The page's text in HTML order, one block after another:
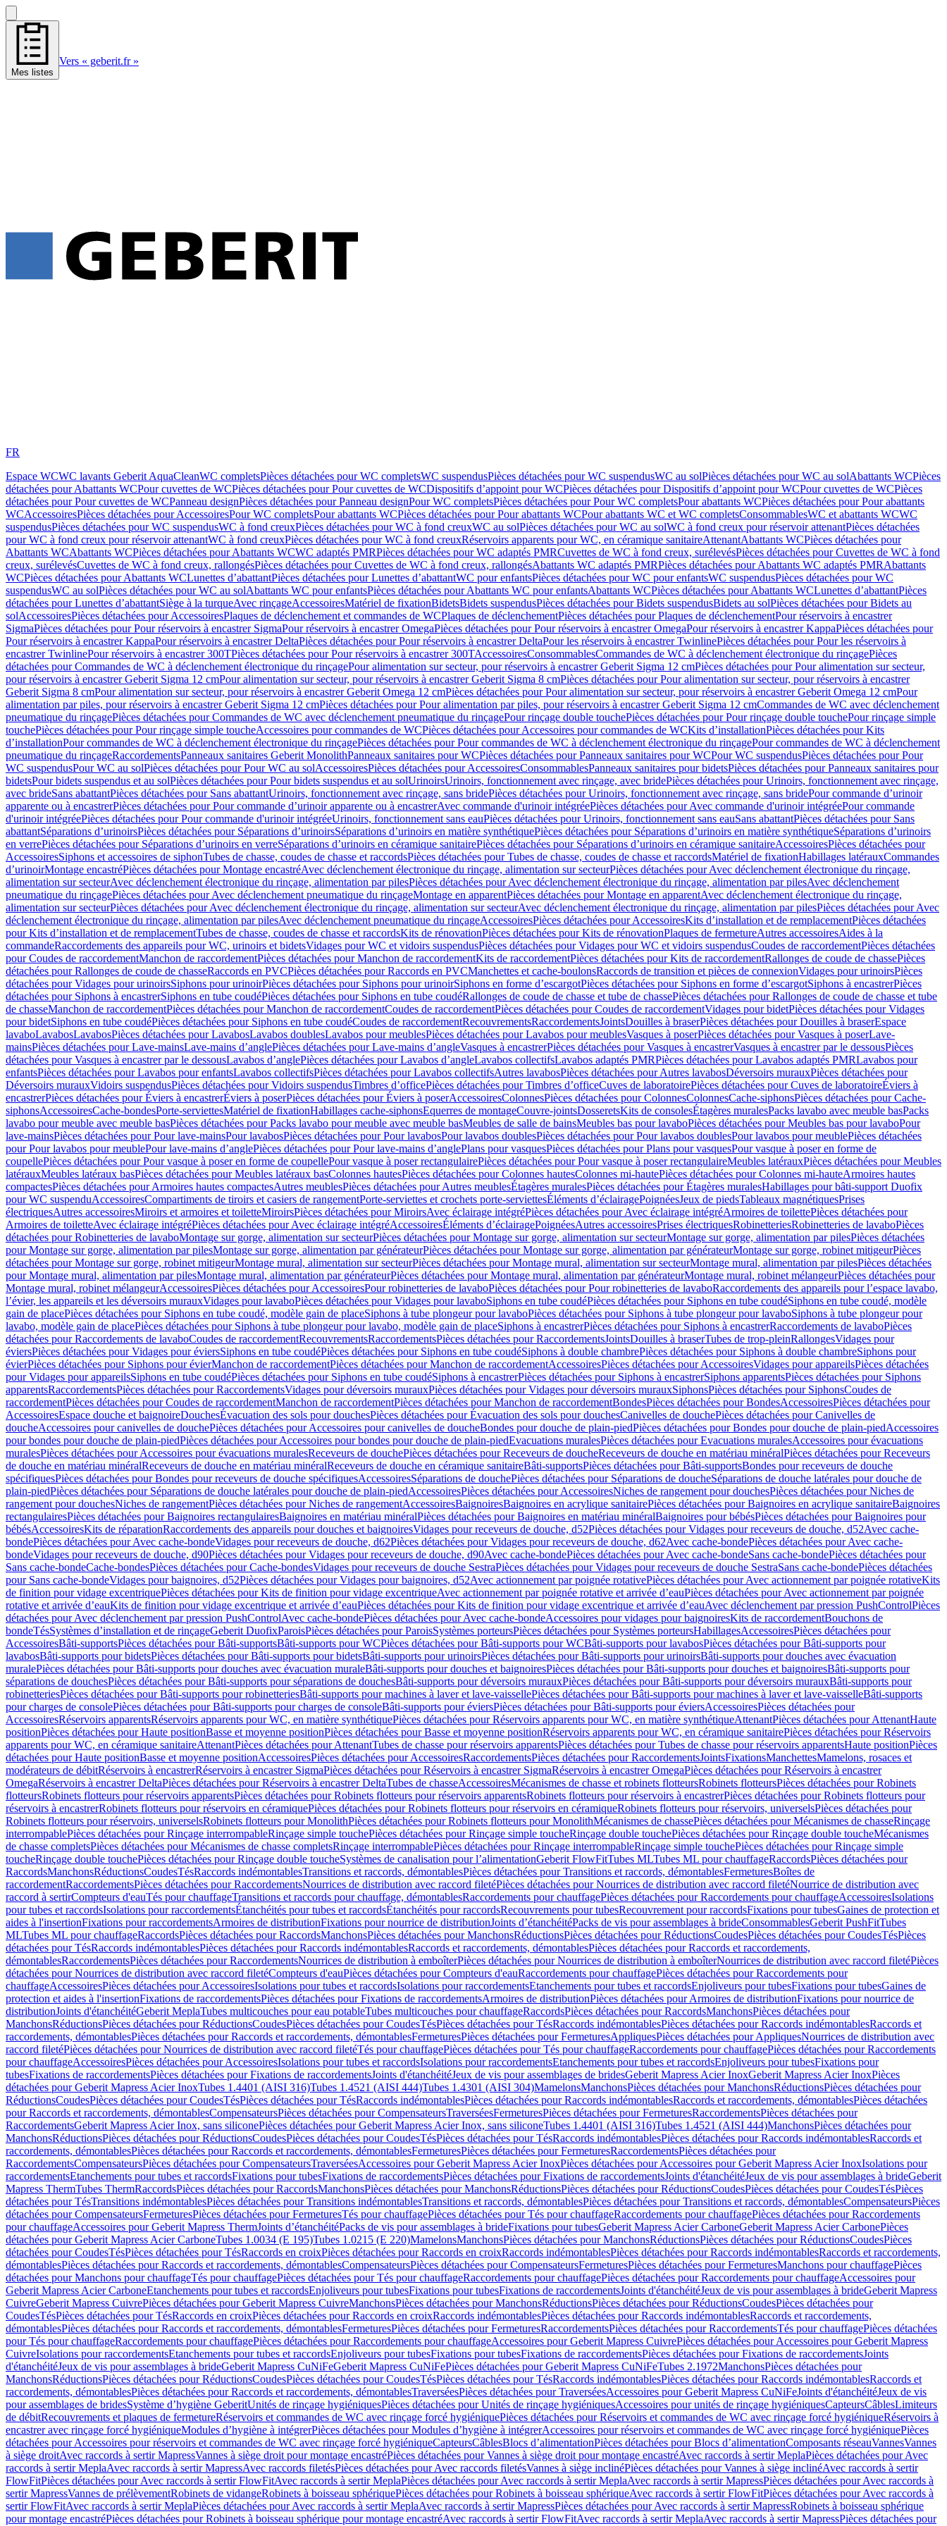
Mes listes
Vers « geberit.fr »
FR
Espace WCWC lavants Geberit AquaCleanWC completsPièces détachées pour WC completsWC suspendusPièces détachées pour WC suspendusWC au solPièces détachées pour WC au solAbattants WCPièces
détachées pour Abattants WCPour cuvettes de WCPièces détachées pour Pour cuvettes de WCDispositifs d’appoint pour WCPièces détachées pour Dispositifs d’appoint pour WCPour cuvettes de WCPièces
détachées pour Pour cuvettes de WCPanneau designPièces détachées pour Panneau designPour WC completsPièces détachées pour Pour WC completsPour abattants WCPièces détachées pour Pour abattants
WCAccessoiresPièces détachées pour AccessoiresPour WC completsPour abattants WCPièces détachées pour Pour abattants WCPour abattants WC et WC completsConsommablesWC et abattants WCWC
suspendusPièces détachées pour WC suspendusWC à fond creuxPièces détachées pour WC à fond creuxWC au solPièces détachées pour WC au solWC à fond creux pour réservoir attenantPièces détachées
pour WC à fond creux pour réservoir attenantWC à fond creuxPièces détachées pour WC à fond creuxRéservoirs apparents pour WC, en céramique sanitaireAttenantAbattants WCPièces détachées pour
Abattants WCAbattants WCPièces détachées pour Abattants WCWC adaptés PMRPièces détachées pour WC adaptés PMRCuvettes de WC à fond creux, surélevésPièces détachées pour Cuvettes de WC à fond
creux, surélevésCuvettes de WC à fond creux, rallongésPièces détachées pour Cuvettes de WC à fond creux, rallongésAbattants WC adaptés PMRPièces détachées pour Abattants WC adaptés PMRAbattants
WCPièces détachées pour Abattants WCLunettes d’abattantPièces détachées pour Lunettes d’abattantWC pour enfantsPièces détachées pour WC pour enfantsWC suspendusPièces détachées pour WC
suspendusWC au solPièces détachées pour WC au solAbattants WC pour enfantsPièces détachées pour Abattants WC pour enfantsAbattants WCPièces détachées pour Abattants WCLunettes d’abattantPièces
détachées pour Lunettes d’abattantSiège à la turqueAvec rinçageAccessoiresMatériel de fixationBidetsBidets suspendusPièces détachées pour Bidets suspendusBidets au solPièces détachées pour Bidets au
solAccessoiresPièces détachées pour AccessoiresPlaques de déclenchement et commandes de WCPlaques de déclenchementPièces détachées pour Plaques de déclenchementPour réservoirs à encastrer
SigmaPièces détachées pour Pour réservoirs à encastrer SigmaPour réservoirs à encastrer OmegaPièces détachées pour Pour réservoirs à encastrer OmegaPour réservoirs à encastrer KappaPièces détachées pour
Pour réservoirs à encastrer KappaPour réservoirs à encastrer DeltaPièces détachées pour Pour réservoirs à encastrer DeltaPour les réservoirs à encastrer TwinlinePièces détachées pour Pour les réservoirs à
encastrer TwinlinePour réservoirs à encastrer 300TPièces détachées pour Pour réservoirs à encastrer 300TAccessoiresConsommablesCommandes de WC à déclenchement électronique du rinçagePièces
détachées pour Commandes de WC à déclenchement électronique du rinçagePour alimentation sur secteur, pour réservoirs à encastrer Geberit Sigma 12 cmPièces détachées pour Pour alimentation sur secteur,
pour réservoirs à encastrer Geberit Sigma 12 cmPour alimentation sur secteur, pour réservoirs à encastrer Geberit Sigma 8 cmPièces détachées pour Pour alimentation sur secteur, pour réservoirs à encastrer
Geberit Sigma 8 cmPour alimentation sur secteur, pour réservoirs à encastrer Geberit Omega 12 cmPièces détachées pour Pour alimentation sur secteur, pour réservoirs à encastrer Geberit Omega 12 cmPour
alimentation par piles, pour réservoirs à encastrer Geberit Sigma 12 cmPièces détachées pour Pour alimentation par piles, pour réservoirs à encastrer Geberit Sigma 12 cmCommandes de WC avec déclenchement
pneumatique du rinçagePièces détachées pour Commandes de WC avec déclenchement pneumatique du rinçagePour rinçage double touchePièces détachées pour Pour rinçage double touchePour rinçage simple
touchePièces détachées pour Pour rinçage simple toucheAccessoires pour commandes de WCPièces détachées pour Accessoires pour commandes de WCKits d’installationPièces détachées pour Kits
d’installationPour commandes de WC à déclenchement électronique du rinçagePièces détachées pour Pour commandes de WC à déclenchement électronique du rinçagePour commandes de WC à déclenchement
pneumatique du rinçageRaccordementsPanneaux sanitaires Geberit MonolithPanneaux sanitaires pour WCPièces détachées pour Panneaux sanitaires pour WCPour WC suspendusPièces détachées pour Pour
WC suspendusPour WC au solPièces détachées pour Pour WC au solAccessoiresPièces détachées pour AccessoiresConsommablesPanneaux sanitaires pour bidetsPièces détachées pour Panneaux sanitaires pour
bidetsPour bidets suspendus et au solPièces détachées pour Pour bidets suspendus et au solUrinoirsUrinoirs, fonctionnement avec rinçage, avec bridePièces détachées pour Urinoirs, fonctionnement avec rinçage,
avec brideSans abattantPièces détachées pour Sans abattantUrinoirs, fonctionnement avec rinçage, sans bridePièces détachées pour Urinoirs, fonctionnement avec rinçage, sans bridePour commande d’urinoir
apparente ou à encastrerPièces détachées pour Pour commande d’urinoir apparente ou à encastrerAvec commande d'urinoir intégréePièces détachées pour Avec commande d'urinoir intégréePour commande
d'urinoir intégréePièces détachées pour Pour commande d'urinoir intégréeUrinoirs, fonctionnement sans eauPièces détachées pour Urinoirs, fonctionnement sans eauSans abattantPièces détachées pour Sans
abattantSéparations d’urinoirsPièces détachées pour Séparations d’urinoirsSéparations d’urinoirs en matière synthétiquePièces détachées pour Séparations d’urinoirs en matière synthétiqueSéparations d’urinoirs
en verrePièces détachées pour Séparations d’urinoirs en verreSéparations d’urinoirs en céramique sanitairePièces détachées pour Séparations d’urinoirs en céramique sanitaireAccessoiresPièces détachées pour
AccessoiresSiphons et accessoires de siphonTubes de chasse, coudes de chasse et raccordsPièces détachées pour Tubes de chasse, coudes de chasse et raccordsMatériel de fixationHabillages latérauxCommandes
dʼurinoirMontage encastréPièces détachées pour Montage encastréAvec déclenchement électronique du rinçage, alimentation sur secteurPièces détachées pour Avec déclenchement électronique du rinçage,
alimentation sur secteurAvec déclenchement électronique du rinçage, alimentation par pilesPièces détachées pour Avec déclenchement électronique du rinçage, alimentation par pilesAvec déclenchement
pneumatique du rinçagePièces détachées pour Avec déclenchement pneumatique du rinçageMontage en apparentPièces détachées pour Montage en apparentAvec déclenchement électronique du rinçage,
alimentation sur secteurPièces détachées pour Avec déclenchement électronique du rinçage, alimentation sur secteurAvec déclenchement électronique du rinçage, alimentation par pilesPièces détachées pour Avec
déclenchement électronique du rinçage, alimentation par pilesAvec déclenchement pneumatique du rinçageAccessoiresPièces détachées pour AccessoiresKits d’installation et de remplacementPièces détachées
pour Kits d’installation et de remplacementTubes de chasse, coudes de chasse et raccordsKits de rénovationPièces détachées pour Kits de rénovationPlaques de fermetureAutres accessoiresAides à la
commandeRaccordements des appareils pour WC, urinoirs et bidetsVidages pour WC et vidoirs suspendusPièces détachées pour Vidages pour WC et vidoirs suspendusCoudes de raccordementPièces détachées
pour Coudes de raccordementManchon de raccordementPièces détachées pour Manchon de raccordementKits de raccordementPièces détachées pour Kits de raccordementRallonges de coude de chassePièces
détachées pour Rallonges de coude de chasseRaccords en PVCPièces détachées pour Raccords en PVCManchettes et cache-boulonsRaccords de transition et pièces de connexionVidages pour urinoirsPièces
détachées pour Vidages pour urinoirsSiphons pour urinoirPièces détachées pour Siphons pour urinoirSiphons en forme d’escargotPièces détachées pour Siphons en forme d’escargotSiphons à encastrerPièces
détachées pour Siphons à encastrerSiphons en tube coudéPièces détachées pour Siphons en tube coudéRallonges de coude de chasse et tube de chassePièces détachées pour Rallonges de coude de chasse et tube
de chasseManchon de raccordementPièces détachées pour Manchon de raccordementCoudes de raccordementPièces détachées pour Coudes de raccordementVidages pour bidetPièces détachées pour Vidages
pour bidetSiphons en tube coudéPièces détachées pour Siphons en tube coudéCoudes de raccordementRecouvrementsRaccordementsJointsDouilles à braserPièces détachées pour Douilles à braserEspace
lavaboLavabosLavabosPièces détachées pour LavabosLavabos doublesLavabos pour meublesPièces détachées pour Lavabos pour meublesVasques à poserPièces détachées pour Vasques à poserLave-
mainsPièces détachées pour Lave-mainsLave-mains d’anglePièces détachées pour Lave-mains d’angleVasques à encastrerPièces détachées pour Vasques à encastrerVasques à encastrer par le dessousPièces
détachées pour Vasques à encastrer par le dessousLavabos d’anglePièces détachées pour Lavabos d’angleLavabos collectifsLavabos adaptés PMRPièces détachées pour Lavabos adaptés PMRLavabos pour
enfantsPièces détachées pour Lavabos pour enfantsLavabos collectifsPièces détachées pour Lavabos collectifsAutres lavabosPièces détachées pour Autres lavabosDéversoirs murauxPièces détachées pour
Déversoirs murauxVidoirs suspendusPièces détachées pour Vidoirs suspendusTimbres dʼofficePièces détachées pour Timbres dʼofficeCuves de laboratoirePièces détachées pour Cuves de laboratoireÉviers à
encastrerPièces détachées pour Éviers à encastrerÉviers à poserPièces détachées pour Éviers à poserAccessoiresColonnesPièces détachées pour ColonnesColonnesCache-siphonsPièces détachées pour Cache-
siphonsAccessoiresCache-bondesPorte-serviettesMatériel de fixationHabillages cache-siphonsEquerres de montageCouvre-jointsDosseretsKits de consolesÉtagères muralesPacks lavabo avec meuble basPacks
lavabo pour meuble avec meuble basPièces détachées pour Packs lavabo pour meuble avec meuble basMeubles de salle de bainsMeubles bas pour lavaboPièces détachées pour Meubles bas pour lavaboPour
lave-mainsPièces détachées pour Pour lave-mainsPour lavabosPièces détachées pour Pour lavabosPour lavabos doublesPièces détachées pour Pour lavabos doublesPour lavabos pour meublePièces détachées
pour Pour lavabos pour meublePour lave-mains d’anglePièces détachées pour Pour lave-mains d’anglePlans pour vasquesPièces détachées pour Plans pour vasquesPour vasque à poser en forme de
coupellePièces détachées pour Pour vasque à poser en forme de coupellePour vasque à poser rectangulairePièces détachées pour Pour vasque à poser rectangulaireMeubles latérauxPièces détachées pour Meubles
latérauxMeubles latéraux basPièces détachées pour Meubles latéraux basColonnes hautesPièces détachées pour Colonnes hautesColonnes mi-hautePièces détachées pour Colonnes mi-hauteArmoires hautes
compactesPièces détachées pour Armoires hautes compactesAutres meublesPièces détachées pour Autres meublesÉtagères muralesPièces détachées pour Étagères muralesHabillages pour bâti-support Duofix
pour WC suspenduAccessoiresCompartiments de tiroirs et casiers de rangementPorte-serviettes et crochets porte-serviettesÉléments d’éclairagePoignéesJeux de piedsTableaux magnétiquesPrises
électriquesAutres accessoiresMiroirs et armoires et toiletteMiroirsPièces détachées pour MiroirsAvec éclairage intégréPièces détachées pour Avec éclairage intégréArmoires de toilettePièces détachées pour
Armoires de toiletteAvec éclairage intégréPièces détachées pour Avec éclairage intégréAccessoiresÉléments d’éclairagePoignéesAutres accessoiresPrises électriquesRobinetteriesRobinetteries de lavaboPièces
détachées pour Robinetteries de lavaboMontage sur gorge, alimentation sur secteurPièces détachées pour Montage sur gorge, alimentation sur secteurMontage sur gorge, alimentation par pilesPièces détachées
pour Montage sur gorge, alimentation par pilesMontage sur gorge, alimentation par générateurPièces détachées pour Montage sur gorge, alimentation par générateurMontage sur gorge, robinet mitigeurPièces
détachées pour Montage sur gorge, robinet mitigeurMontage mural, alimentation sur secteurPièces détachées pour Montage mural, alimentation sur secteurMontage mural, alimentation par pilesPièces détachées
pour Montage mural, alimentation par pilesMontage mural, alimentation par générateurPièces détachées pour Montage mural, alimentation par générateurMontage mural, robinet mélangeurPièces détachées pour
Montage mural, robinet mélangeurAccessoiresPièces détachées pour AccessoiresPour robinetteries de lavaboPièces détachées pour Pour robinetteries de lavaboRaccordements des appareils pour l’espace lavabo,
l’évier, les appareils et les déversoirs murauxVidages pour lavaboPièces détachées pour Vidages pour lavaboSiphons en tube coudéPièces détachées pour Siphons en tube coudéSiphons en tube coudé, modèle
gain de placePièces détachées pour Siphons en tube coudé, modèle gain de placeSiphons à tube plongeur pour lavaboPièces détachées pour Siphons à tube plongeur pour lavaboSiphons à tube plongeur pour
lavabo, modèle gain de placePièces détachées pour Siphons à tube plongeur pour lavabo, modèle gain de placeSiphons à encastrerPièces détachées pour Siphons à encastrerRaccordements de lavaboPièces
détachées pour Raccordements de lavaboCoudes de raccordementRecouvrementsRaccordementsPièces détachées pour RaccordementsJointsDouilles à braserTubes de trop-pleinRallongesVidages pour
éviersPièces détachées pour Vidages pour éviersSiphons en tube coudéPièces détachées pour Siphons en tube coudéSiphons à double chambrePièces détachées pour Siphons à double chambreSiphons pour
évierPièces détachées pour Siphons pour évierManchon de raccordementPièces détachées pour Manchon de raccordementAccessoiresPièces détachées pour AccessoiresVidages pour appareilsPièces détachées
pour Vidages pour appareilsSiphons en tube coudéPièces détachées pour Siphons en tube coudéSiphons à encastrerPièces détachées pour Siphons à encastrerSiphons apparentsPièces détachées pour Siphons
apparentsRaccordementsPièces détachées pour RaccordementsVidages pour déversoirs murauxPièces détachées pour Vidages pour déversoirs murauxSiphonsPièces détachées pour SiphonsCoudes de
raccordementPièces détachées pour Coudes de raccordementManchon de raccordementPièces détachées pour Manchon de raccordementBondesPièces détachées pour BondesAccessoiresPièces détachées pour
AccessoiresEspace douche et baignoireDouchesÉvacuation des sols pour douchesPièces détachées pour Évacuation des sols pour douchesCanivelles de douchePièces détachées pour Canivelles de
doucheAccessoires pour canivelles de douchePièces détachées pour Accessoires pour canivelles de doucheBondes pour douche de plain-piedPièces détachées pour Bondes pour douche de plain-piedAccessoires
pour bondes pour douche de plain-piedPièces détachées pour Accessoires pour bondes pour douche de plain-piedEvacuations muralesPièces détachées pour Evacuations muralesAccessoires pour évacuations
muralesPièces détachées pour Accessoires pour évacuations muralesReceveurs de douchePièces détachées pour Receveurs de doucheReceveurs de douche en matériau minéralPièces détachées pour Receveurs
de douche en matériau minéralReceveurs de douche en matériau minéralReceveurs de douche en céramique sanitaireBâti-supportsPièces détachées pour Bâti-supportsBondes pour receveurs de douche
spécifiquesPièces détachées pour Bondes pour receveurs de douche spécifiquesAccessoiresSéparations de douchePièces détachées pour Séparations de doucheSéparations de douche latérales pour douche de
plain-piedPièces détachées pour Séparations de douche latérales pour douche de plain-piedAccessoiresPièces détachées pour AccessoiresNiches de rangement pour douchesPièces détachées pour Niches de
rangement pour douchesNiches de rangementPièces détachées pour Niches de rangementAccessoiresBaignoiresBaignoires en acrylique sanitairePièces détachées pour Baignoires en acrylique sanitaireBaignoires
rectangulairesPièces détachées pour Baignoires rectangulairesBaignoires en matériau minéralPièces détachées pour Baignoires en matériau minéralBaignoires pour bébésPièces détachées pour Baignoires pour
bébésAccessoiresKits de réparationRaccordements des appareils pour douches et baignoiresVidages pour receveurs de douche, d52Pièces détachées pour Vidages pour receveurs de douche, d52Avec cache-
bondePièces détachées pour Avec cache-bondeVidages pour receveurs de douche, d62Pièces détachées pour Vidages pour receveurs de douche, d62Avec cache-bondePièces détachées pour Avec cache-
bondeVidages pour receveurs de douche, d90Pièces détachées pour Vidages pour receveurs de douche, d90Avec cache-bondePièces détachées pour Avec cache-bondeSans cache-bondePièces détachées pour
Sans cache-bondeCache-bondesPièces détachées pour Cache-bondesVidages pour receveurs de douche SestraPièces détachées pour Vidages pour receveurs de douche SestraSans cache-bondePièces détachées
pour Sans cache-bondeVidages pour baignoires, d52Pièces détachées pour Vidages pour baignoires, d52Avec actionnement par poignée rotativePièces détachées pour Avec actionnement par poignée rotativeKits
de finition pour vidage excentriquePièces détachées pour Kits de finition pour vidage excentriqueAvec actionnement par poignée rotative et arrivée d’eauPièces détachées pour Avec actionnement par poignée
rotative et arrivée d’eauKits de finition pour vidage excentrique et arrivée d’eauPièces détachées pour Kits de finition pour vidage excentrique et arrivée d’eauAvec déclenchement par pression PushControlPièces
détachées pour Avec déclenchement par pression PushControlAvec cache-bondePièces détachées pour Avec cache-bondeAccessoires pour vidages pour baignoiresKits de raccordementBouchons de
bondeTésSystèmes d’installation et de rinçageGeberit DuofixParoisPièces détachées pour ParoisSystèmes porteursPièces détachées pour Systèmes porteursHabillagesAccessoiresPièces détachées pour
AccessoiresBâti-supportsPièces détachées pour Bâti-supportsBâti-supports pour WCPièces détachées pour Bâti-supports pour WCBâti-supports pour lavabosPièces détachées pour Bâti-supports pour
lavabosBâti-supports pour bidetsPièces détachées pour Bâti-supports pour bidetsBâti-supports pour urinoirsPièces détachées pour Bâti-supports pour urinoirsBâti-supports pour douches avec évacuation
muralePièces détachées pour Bâti-supports pour douches avec évacuation muraleBâti-supports pour douches et baignoiresPièces détachées pour Bâti-supports pour douches et baignoiresBâti-supports pour
séparations de douchesPièces détachées pour Bâti-supports pour séparations de douchesBâti-supports pour déversoirs murauxPièces détachées pour Bâti-supports pour déversoirs murauxBâti-supports pour
robinetteriesPièces détachées pour Bâti-supports pour robinetteriesBâti-supports pour machines à laver et lave-vaissellePièces détachées pour Bâti-supports pour machines à laver et lave-vaisselleBâti-supports
pour charges de consolePièces détachées pour Bâti-supports pour charges de consoleBâti-supports pour éviersPièces détachées pour Bâti-supports pour éviersAccessoiresPièces détachées pour
AccessoiresRéservoirs apparentsRéservoirs apparents pour WC, en matière synthétiquePièces détachées pour Réservoirs apparents pour WC, en matière synthétiqueAttenantPièces détachées pour AttenantHaute
positionPièces détachées pour Haute positionBasse et moyenne positionPièces détachées pour Basse et moyenne positionRéservoirs apparents pour WC, en céramique sanitairePièces détachées pour Réservoirs
apparents pour WC, en céramique sanitaireAttenantPièces détachées pour AttenantTubes de chasse pour réservoirs apparentsPièces détachées pour Tubes de chasse pour réservoirs apparentsHaute positionPièces
détachées pour Haute positionBasse et moyenne positionAccessoiresPièces détachées pour AccessoiresRaccordementsPièces détachées pour RaccordementsJointsFixationsManchettesMamelons, rosaces et
modérateurs de débitRéservoirs à encastrerRéservoirs à encastrer SigmaPièces détachées pour Réservoirs à encastrer SigmaRéservoirs à encastrer OmegaPièces détachées pour Réservoirs à encastrer
OmegaRéservoirs à encastrer DeltaPièces détachées pour Réservoirs à encastrer DeltaTubes de chasseAccessoiresMécanismes de chasse et robinets flotteursRobinets flotteursPièces détachées pour Robinets
flotteursRobinets flotteurs pour réservoirs apparentsPièces détachées pour Robinets flotteurs pour réservoirs apparentsRobinets flotteurs pour réservoirs à encastrerPièces détachées pour Robinets flotteurs pour
réservoirs à encastrerRobinets flotteurs pour réservoirs en céramiquePièces détachées pour Robinets flotteurs pour réservoirs en céramiqueRobinets flotteurs pour réservoirs, universelsPièces détachées pour
Robinets flotteurs pour réservoirs, universelsRobinets flotteurs pour MonolithPièces détachées pour Robinets flotteurs pour MonolithMécanismes de chassePièces détachées pour Mécanismes de chasseRinçage
interrompablePièces détachées pour Rinçage interrompableRinçage simple touchePièces détachées pour Rinçage simple toucheRinçage double touchePièces détachées pour Rinçage double toucheMécanismes
de chasse completsPièces détachées pour Mécanismes de chasse completsRinçage interrompablePièces détachées pour Rinçage interrompableRinçage simple touchePièces détachées pour Rinçage simple
toucheRinçage double touchePièces détachées pour Rinçage double toucheSystèmes de canalisation pour l’alimentationGeberit FlowFitTubes MLTubes ML pour chauffageRaccordsPièces détachées pour
RaccordsManchonsRéductionsCoudesTésRaccords indémontablesTransitions et raccords, démontablesPièces détachées pour Transitions et raccords, démontablesFermeturesBoîtes de
raccordementRaccordementsPièces détachées pour RaccordementsNourrices de distribution avec raccord filetéPièces détachées pour Nourrices de distribution avec raccord filetéNourrice de distribution avec
raccord à sertirCompteurs d'eauTés pour chauffageTransitions et raccords pour chauffage, démontablesRaccordements pour chauffagePièces détachées pour Raccordements pour chauffageAccessoiresIsolations
pour tubes et raccordsIsolations pour raccordementsÉtanchéités pour tubes et raccordsÉtanchéités pour raccordsRecouvrements pour tubesRecouvrement pour raccordsFixations pour tubesGaines de protection et
aides à l'insertionFixations pour raccordementsArmoires de distributionFixations pour nourrice de distributionJoints d’étanchéitéPacks de vis pour assemblages à brideConsommablesGeberit PushFitTubes
MLTubes ML pour chauffageRaccordsPièces détachées pour RaccordsManchonsPièces détachées pour ManchonsRéductionsPièces détachées pour RéductionsCoudesPièces détachées pour CoudesTésPièces
détachées pour TésRaccords indémontablesPièces détachées pour Raccords indémontablesRaccords et raccordements, démontablesPièces détachées pour Raccords et raccordements,
démontablesRaccordementsPièces détachées pour RaccordementsNourrices de distribution à emboîterPièces détachées pour Nourrices de distribution à emboîterNourrices de distribution avec raccord filetéPièces
détachées pour Nourrices de distribution avec raccord filetéCompteurs d'eauPièces détachées pour Compteurs d'eauRaccordements pour chauffagePièces détachées pour Raccordements pour
chauffageAccessoiresPièces détachées pour AccessoiresIsolations pour tubes et raccordsIsolations pour raccordementsEtanchements pour tubes et raccordsEnjoliveurs pour tubesFixations pour tubesGaines de
protection et aides à l'insertionFixations de raccordementsPièces détachées pour Fixations de raccordementsArmoires de distributionPièces détachées pour Armoires de distributionFixations pour nourrice de
distributionJoints d'étanchéitéGeberit MeplaTubes multicouches pour eau potableTubes multicouches pour chauffageRaccordsPièces détachées pour RaccordsManchonsPièces détachées pour
ManchonsRéductionsPièces détachées pour RéductionsCoudesPièces détachées pour CoudesTésPièces détachées pour TésRaccords indémontablesPièces détachées pour Raccords indémontablesRaccords et
raccordements, démontablesPièces détachées pour Raccords et raccordements, démontablesFermeturesPièces détachées pour FermeturesAppliquesPièces détachées pour AppliquesNourrices de distribution avec
raccord filetéPièces détachées pour Nourrices de distribution avec raccord filetéTés pour chauffagePièces détachées pour Tés pour chauffageRaccordements pour chauffagePièces détachées pour Raccordements
pour chauffageAccessoiresPièces détachées pour AccessoiresIsolations pour tubes et raccordsIsolations pour raccordementsEtanchements pour tubes et raccordsEnjoliveurs pour tubesFixations pour
tubesFixations de raccordementsPièces détachées pour Fixations de raccordementsJoints d'étanchéitéJeux de vis pour assemblages de bridesGeberit Mapress Acier InoxGeberit Mapress Acier InoxPièces
détachées pour Geberit Mapress Acier InoxTubes 1.4401 (AISI 316)Tubes 1.4521 (AISI 444)Tubes 1.4301 (AISI 304)MamelonsManchonsPièces détachées pour ManchonsRéductionsPièces détachées pour
RéductionsCoudesPièces détachées pour CoudesTésPièces détachées pour TésRaccords indémontablesPièces détachées pour Raccords indémontablesRaccords et raccordements, démontablesPièces détachées
pour Raccords et raccordements, démontablesCompensateursPièces détachées pour CompensateursTraverséesFermeturesPièces détachées pour FermeturesRaccordementsPièces détachées pour
RaccordementsGeberit Mapress Acier Inox, sans siliconePièces détachées pour Geberit Mapress Acier Inox, sans siliconeTubes 1.4401 (AISI 316)Tubes 1.4521 (AISI 444)ManchonsPièces détachées pour
ManchonsRéductionsPièces détachées pour RéductionsCoudesPièces détachées pour CoudesTésPièces détachées pour TésRaccords indémontablesPièces détachées pour Raccords indémontablesRaccords et
raccordements, démontablesPièces détachées pour Raccords et raccordements, démontablesFermeturesPièces détachées pour FermeturesRaccordementsPièces détachées pour
RaccordementsCompensateursPièces détachées pour CompensateursTraverséesAccessoires pour Geberit Mapress Acier InoxPièces détachées pour Accessoires pour Geberit Mapress Acier InoxIsolations pour
raccordementsEtanchements pour tubes et raccordsFixations pour tubesFixations de raccordementsPièces détachées pour Fixations de raccordementsJoints d'étanchéitéJeux de vis pour assemblages à brideGeberit
Mapress ThermTubes ThermRaccordsPièces détachées pour RaccordsManchonsPièces détachées pour ManchonsRéductionsPièces détachées pour RéductionsCoudesPièces détachées pour CoudesTésPièces
détachées pour TésTransitions indémontablesPièces détachées pour Transitions indémontablesTransitions et raccords, démontablesPièces détachées pour Transitions et raccords, démontablesCompensateursPièces
détachées pour CompensateursFermeturesPièces détachées pour FermeturesTés pour chauffagePièces détachées pour Tés pour chauffageRaccordements pour chauffagePièces détachées pour Raccordements
pour chauffageAccessoires pour Geberit Mapress ThermJoints d’étanchéitéPacks de vis pour assemblages à brideFixations pour tubesGeberit Mapress Acier CarboneGeberit Mapress Acier CarbonePièces
détachées pour Geberit Mapress Acier CarboneTubes 1.0034 (E 195)Tubes 1.0215 (E 220)MamelonsManchonsPièces détachées pour ManchonsRéductionsPièces détachées pour RéductionsCoudesPièces
détachées pour CoudesTésPièces détachées pour TésRaccords en croixPièces détachées pour Raccords en croixRaccords indémontablesPièces détachées pour Raccords indémontablesRaccords et raccordements,
démontablesPièces détachées pour Raccords et raccordements, démontablesCompensateursPièces détachées pour CompensateursFermeturesPièces détachées pour FermeturesManchons pour chauffagePièces
détachées pour Manchons pour chauffageTés pour chauffagePièces détachées pour Tés pour chauffageRaccordements pour chauffagePièces détachées pour Raccordements pour chauffageAccessoires pour
Geberit Mapress Acier CarboneEtanchements pour tubes et raccordsEnjoliveurs pour tubesFixations pour tubesFixations de raccordementsJoints d'étanchéitéJeux de vis pour assemblages à brideGeberit Mapress
CuivreGeberit Mapress CuivrePièces détachées pour Geberit Mapress CuivreManchonsPièces détachées pour ManchonsRéductionsPièces détachées pour RéductionsCoudesPièces détachées pour
CoudesTésPièces détachées pour TésRaccords en croixPièces détachées pour Raccords en croixRaccords indémontablesPièces détachées pour Raccords indémontablesRaccords et raccordements,
démontablesPièces détachées pour Raccords et raccordements, démontablesFermeturesPièces détachées pour FermeturesRaccordementsPièces détachées pour RaccordementsTés pour chauffagePièces détachées
pour Tés pour chauffageRaccordements pour chauffagePièces détachées pour Raccordements pour chauffageAccessoires pour Geberit Mapress CuivrePièces détachées pour Accessoires pour Geberit Mapress
CuivreIsolations pour raccordementsEtanchements pour tubes et raccordsEnjoliveurs pour tubesFixations pour tubesFixations de raccordementsPièces détachées pour Fixations de raccordementsJoints
d'étanchéitéJeux de vis pour assemblages à brideGeberit Mapress CuNiFeGeberit Mapress CuNiFePièces détachées pour Geberit Mapress CuNiFeTubes 2.1972ManchonsPièces détachées pour
ManchonsRéductionsPièces détachées pour RéductionsCoudesPièces détachées pour CoudesTésPièces détachées pour TésRaccords indémontablesPièces détachées pour Raccords indémontablesRaccords et
raccordements, démontablesPièces détachées pour Raccords et raccordements, démontablesTraverséesPièces détachées pour TraverséesAccessoires pour Geberit Mapress CuNiFeJoints d'étanchéitéJeux de vis
pour assemblages de bridesSystème d’hygiène GeberitUnités de rinçage hygiéniquesPièces détachées pour Unités de rinçage hygiéniquesAccessoires pour unités de rinçage hygiéniquesCapteursCâblesLimiteurs
de débitRecouvrements et plaques de fermetureRéservoirs et commandes de WC avec rinçage forcé hygiéniquePièces détachées pour Réservoirs et commandes de WC avec rinçage forcé hygiéniqueRéservoirs à
encastrer avec rinçage forcé hygiéniqueModules d’hygiène à intégrerPièces détachées pour Modules d’hygiène à intégrerAccessoires pour réservoirs et commandes de WC avec rinçage forcé hygiéniquePièces
détachées pour Accessoires pour réservoirs et commandes de WC avec rinçage forcé hygiéniqueCapteursCâblesBlocs d’alimentationPièces détachées pour Blocs d’alimentationComposants réseauVannesVannes
à siège droitAvec raccords à sertir MapressVannes à siège droit pour montage encastréPièces détachées pour Vannes à siège droit pour montage encastréAvec raccords à sertir MeplaPièces détachées pour Avec
raccords à sertir MeplaAvec raccords à sertir MapressAvec raccords filetésPièces détachées pour Avec raccords filetésVannes à siège inclinéPièces détachées pour Vannes à siège inclinéAvec raccords à sertir
FlowFitPièces détachées pour Avec raccords à sertir FlowFitAvec raccords à sertir MeplaPièces détachées pour Avec raccords à sertir MeplaAvec raccords à sertir MapressPièces détachées pour Avec raccords à
sertir MapressVannes de prélèvementRobinets de vidangeRobinets à boisseau sphériquePièces détachées pour Robinets à boisseau sphériqueAvec raccords à sertir FlowFitPièces détachées pour Avec raccords à
sertir FlowFitAvec raccords à sertir MeplaPièces détachées pour Avec raccords à sertir MeplaAvec raccords à sertir MapressPièces détachées pour Avec raccords à sertir MapressRobinets à boisseau sphérique
pour montage encastréPièces détachées pour Robinets à boisseau sphérique pour montage encastréAvec raccords à sertir FlowFitAvec raccords à sertir MeplaAvec raccords à sertir MapressPièces détachées pour